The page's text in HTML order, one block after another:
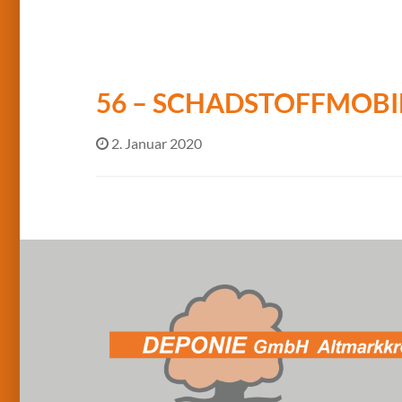
56 –
2. Januar 2020